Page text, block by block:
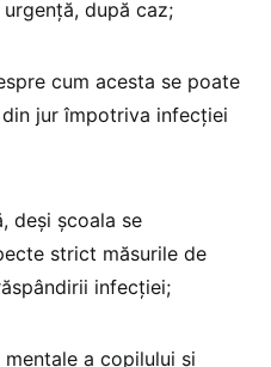
după caz;
cum acesta se poate
jur împotriva infecţiei
deşi şcoala se
strict măsurile de
infecţiei;
a copilului şi